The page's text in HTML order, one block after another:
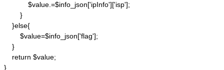
            $value.=$info_json['ipInfo']['isp'];
        }
    }else{
        $value=$info_json['flag'];
    }
    return $value;
}